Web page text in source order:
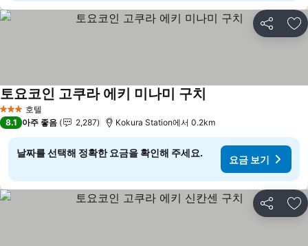
공유 즐
3 성급 호텔
토요코인 고쿠라 에키 미나미 구치
8.1 아주 좋음 2,287 Kokura Station에서 0.2km
날짜를 선택해 정확한 요금을 확인해 주세요.
요금 보기
공유 즐